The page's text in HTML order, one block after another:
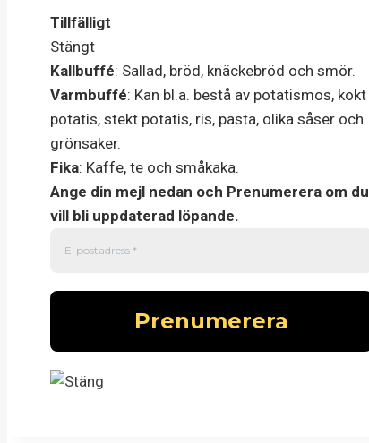
Tillfälligt
Stängt
Kallbuffé: Sallad, bröd, knäckebröd och smör.
Varmbuffé: Kan bl.a. bestå av potatismos, kokt
potatis, stekt potatis, ris, pasta, olika såser och
grönsaker.
Fika: Kaffe, te och småkaka.
Ange din mejl nedan och Prenumerera om du
vill bli uppdaterad löpande.